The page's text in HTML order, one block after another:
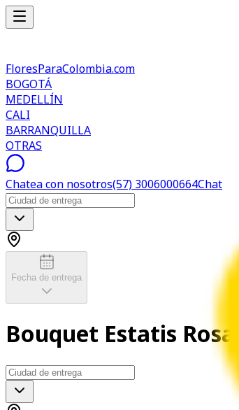
FloresParaColombia.com
BOGOTÁ
MEDELLÍN
CALI
BARRANQUILLA
OTRAS
Chatea con nosotros(57) 3006000664Chat
Fecha de entrega
Bouquet Estatis